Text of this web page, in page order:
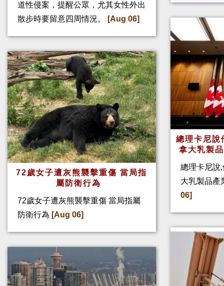
道性侵案，提醒公眾，尤其女性外出
散步時要留意四周情況。
[Aug 06]
72歲女子遭灰熊襲擊重傷 當局指
屬防衛行為
72歲女子遭灰熊襲擊重傷 當局指屬
防衛行為 [Aug 06]
總理卡尼
拿大乳製
總理卡尼說
大乳製品產
06]